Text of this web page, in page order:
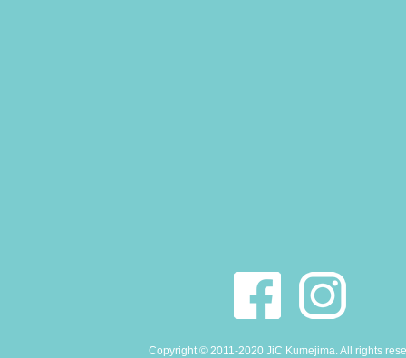
Copyright © 2011-2020 JiC Kumejima. All rights